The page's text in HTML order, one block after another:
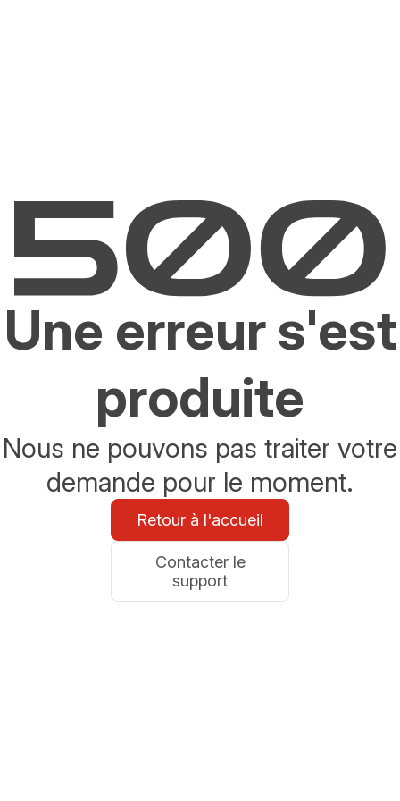
Une erreur s'est
produite
Nous ne pouvons pas traiter votre
demande pour le moment.
Retour à l'accueil
Contacter le
support